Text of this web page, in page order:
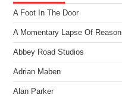
A Foot In The Door
A Momentary Lapse Of Reason
Abbey Road Studios
Adrian Maben
Alan Parker